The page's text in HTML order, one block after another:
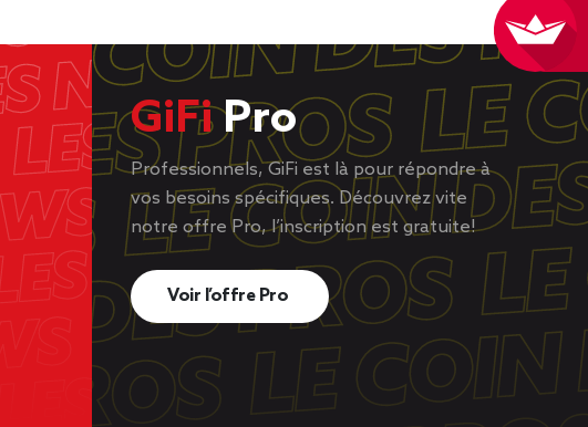
GiFiPro
Professionnels, GiFi est là pour répondre à
vos besoins spécifiques. Découvrez vite
notre offre Pro, l’inscription est gratuite!
Voir l’offre Pro